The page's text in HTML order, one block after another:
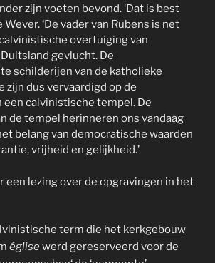
zijn voeten bevond. ‘Dat is best
Wever. ‘De vader van Rubens is net
overtuiging van
gevlucht. De
schilderijen van de katholieke
dus vervaardigd op de
een calvinistische tempel. De
de tempel herinneren ons vandaag
belang van democratische waarden
vrijheid en gelijkheid.’
een lezing over de opgravingen in het
term die het kerkgebouw
églisewerd gereserveerd voor de